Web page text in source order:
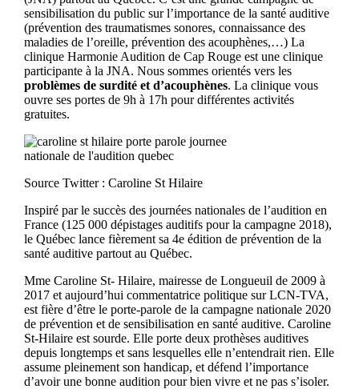
sensibilisation du public sur l’importance de la santé auditive
(prévention des traumatismes sonores, connaissance des
maladies de l’oreille, prévention des acouphènes,…) La
clinique Harmonie Audition de Cap Rouge est une clinique
participante à la JNA. Nous sommes orientés vers les
problèmes de surdité et d’acouphènes. La clinique vous
ouvre ses portes de 9h à 17h pour différentes activités
gratuites.
Source Twitter : Caroline St Hilaire
Inspiré par le succès des journées nationales de l’audition en
France (125 000 dépistages auditifs pour la campagne 2018),
le Québec lance fièrement sa 4eédition de prévention de la
santé auditive partout au Québec.
Mme Caroline St- Hilaire, mairesse de Longueuil de 2009 à
2017 et aujourd’hui commentatrice politique sur LCN-TVA,
est fière d’être le porte-parole de la campagne nationale 2020
de prévention et de sensibilisation en santé auditive. Caroline
St-Hilaire est sourde. Elle porte deux prothèses auditives
depuis longtemps et sans lesquelles elle n’entendrait rien. Elle
assume pleinement son handicap, et défend l’importance
d’avoir une bonne audition pour bien vivre et ne pas s’isoler.